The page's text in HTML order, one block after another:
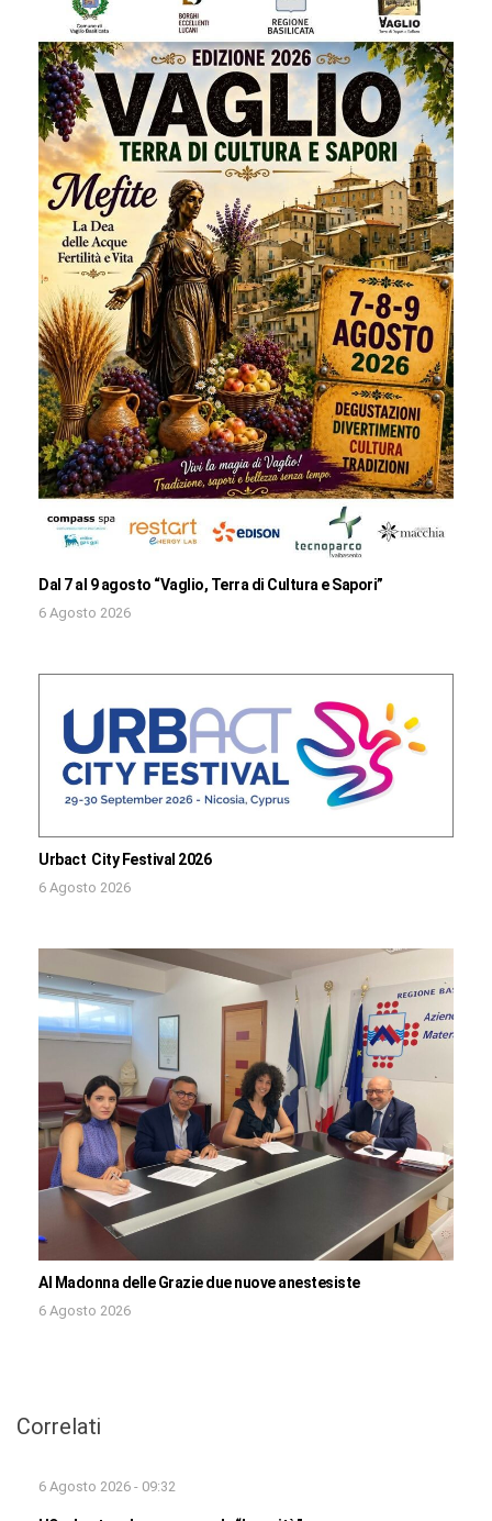
Dal 7 al 9 agosto “Vaglio, Terra di Cultura e Sapori”
6 Agosto 2026
Urbact City Festival 2026
6 Agosto 2026
Al Madonna delle Grazie due nuove anestesiste
6 Agosto 2026
Correlati
6 Agosto 2026 - 09:32